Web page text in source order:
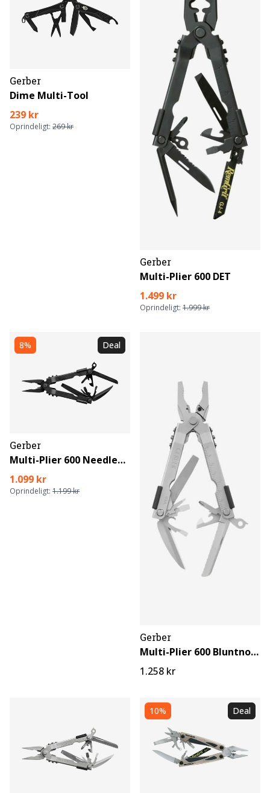
Gerber
Dime Multi-Tool
239 kr
Oprindeligt: 269 kr
Gerber
Multi-Plier 600 DET
1.499 kr
Oprindeligt: 1.999 kr
8% Deal
Gerber
Multi-Plier 600 Needlenose
1.099 kr
Oprindeligt: 1.199 kr
Gerber
Multi-Plier 600 Bluntnose
1.258 kr
10% Deal